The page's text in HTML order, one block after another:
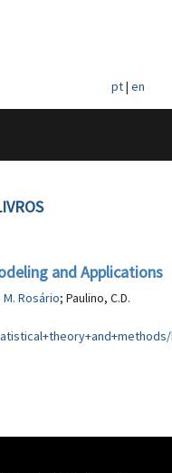
pt| en
and Applications
Rosário; Paulino, C.D.